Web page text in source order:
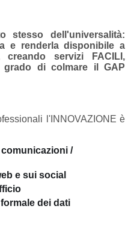
stesso dell'universalità:
e renderla disponibile a
servizi FACILI,
grado di colmare il GAP
l'INNOVAZIONE è
/
e sui social
dei dati